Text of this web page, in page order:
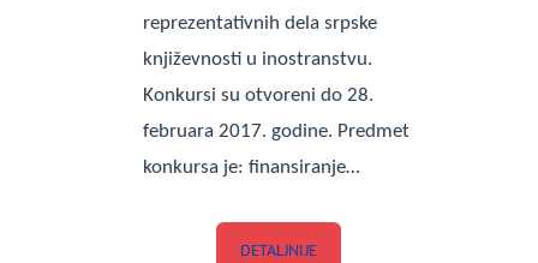
reprezentativnih dela srpske
književnosti u inostranstvu.
Konkursi su otvoreni do 28.
februara 2017. godine. Predmet
konkursa je: finansiranje…
DETALJNIJE